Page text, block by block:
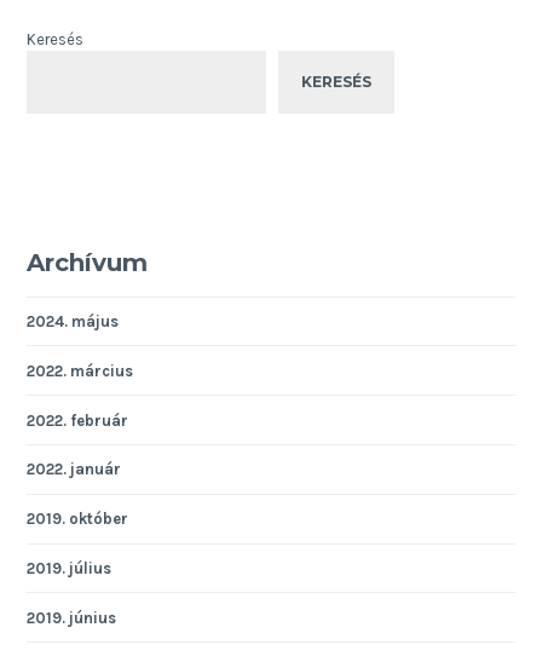
Keresés
KERESÉS
Archívum
2024. május
2022. március
2022. február
2022. január
2019. október
2019. július
2019. június